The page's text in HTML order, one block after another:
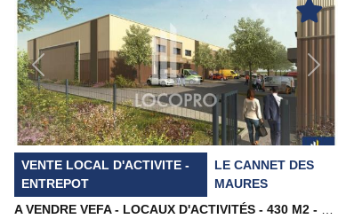
Previous Next
VENTE LOCAL D'ACTIVITE -
ENTREPOT
LE CANNET DES
MAURES